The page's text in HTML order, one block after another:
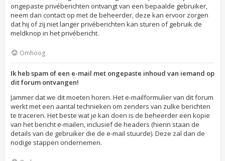
ongepaste privéberichten ontvangt van een bepaalde gebruiker,
neem dan contact op met de beheerder, deze kan ervoor zorgen
dat hij of zij niet langer privéberichten kan sturen of gebruik de
meldknop in het privébericht.
Omhoog
Ik heb spam of een e-mail met ongepaste inhoud van iemand op
dit forum ontvangen!
Jammer dat we dit moeten horen. Het e-mailformulier van dit forum
werkt met een aantal technieken om zenders van zulke berichten
te traceren. Het beste wat je kan doen is de beheerder een kopie
van het bericht e-mailen, inclusief de headers (hierin staan de
details van de gebruiker die de e-mail stuurde). Deze zal dan de
nodige stappen ondernemen.